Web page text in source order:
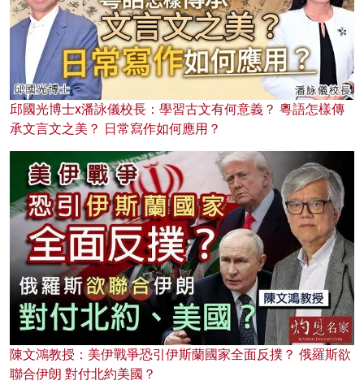
邱國光博士x潘詠儀校長：學習古文有何意義？ 粵語怎樣傳
承文言文之美？ 日常寫作如何應用？
陳文鴻教授：美伊戰爭恐引伊斯蘭國家全面反撲？ 俄羅斯欲
聯合伊朗 對付北約美國？